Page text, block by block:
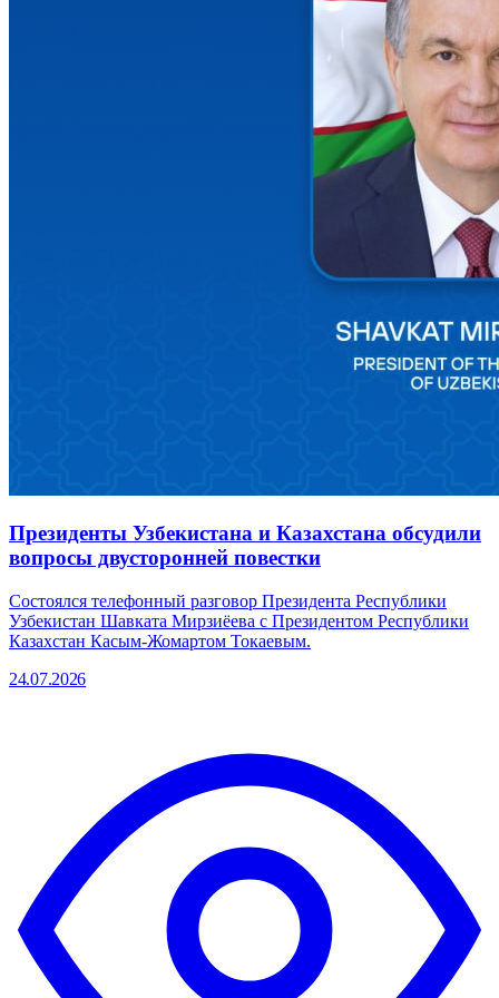
Президенты Узбекистана и Казахстана обсудили
вопросы двусторонней повестки
Cостоялся телефонный разговор Президента Республики
Узбекистан Шавката Мирзиёева с Президентом Республики
Казахстан Касым-Жомартом Токаевым.
24.07.2026